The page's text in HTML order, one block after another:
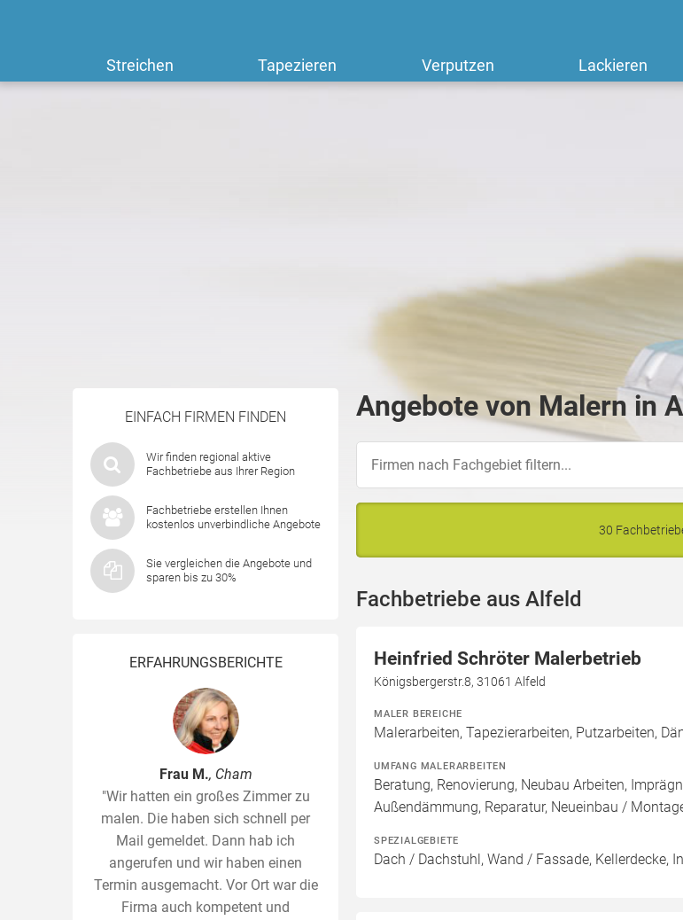
Streichen Tapezieren Verputzen Lackieren
EINFACH FIRMEN FINDEN
Wir finden regional aktive
Fachbetriebe aus Ihrer Region
Fachbetriebe erstellen Ihnen
kostenlos unverbindliche Angebote
Sie vergleichen die Angebote und
sparen bis zu 30%
ERFAHRUNGSBERICHTE
Frau M., Cham
"Wir hatten ein großes Zimmer zu
malen. Die haben sich schnell per
Mail gemeldet. Dann hab ich
angerufen und wir haben einen
Termin ausgemacht. Vor Ort war die
Firma auch kompetent und
Angebote von Malern in
30
Fachbetriebe aus Alfeld
Heinfried Schröter Malerbetrieb
Königsbergerstr.8, 31061 Alfeld
MALER BEREICHE
Malerarbeiten, Tapezierarbeiten, Putzarbeiten,
UMFANG MALERARBEITEN
Beratung, Renovierung, Neubau Arbeiten,
Außendämmung, Reparatur, Neueinbau /
SPEZIALGEBIETE
Dach / Dachstuhl, Wand / Fassade, Kellerdecke,